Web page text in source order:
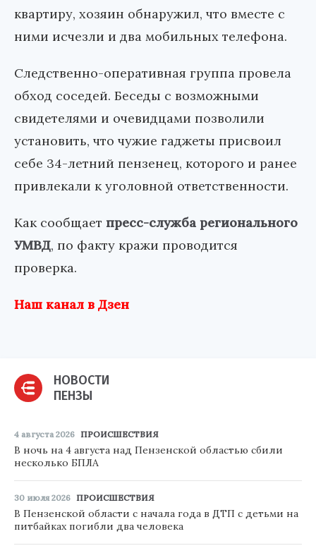
квартиру, хозяин обнаружил, что вместе с
ними исчезли и два мобильных телефона.
Следственно-оперативная группа провела
обход соседей. Беседы с возможными
свидетелями и очевидцами позволили
установить, что чужие гаджеты присвоил
себе 34-летний пензенец, которого и ранее
привлекали к уголовной ответственности.
Как сообщает пресс-служба регионального
УМВД, по факту кражи проводится
проверка.
Наш канал в Дзен
НОВОСТИ
ПЕНЗЫ
4 августа 2026 ПРОИСШЕСТВИЯ
В ночь на 4 августа над Пензенской областью сбили
несколько БПЛА
30 июля 2026 ПРОИСШЕСТВИЯ
В Пензенской области с начала года в ДТП с детьми на
питбайках погибли два человека